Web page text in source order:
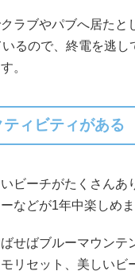
ラブやパブへ居たと
るので、終電を逃し
。
ィビティがある
ビーチがたくさんあ
などが1年中楽しめま
せばブルーマウンテ
リセット、美しいビ